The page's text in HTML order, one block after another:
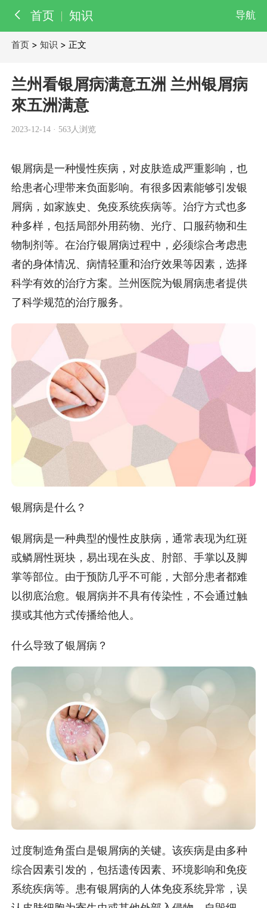
首页 知识 导航
医院
首页 >知识 > 正文
兰州看银屑病满意五洲 兰州银屑病
來五洲满意
2023-12-14 · 563人浏览
银屑病是一种慢性疾病，对皮肤造成严重影响，也
给患者心理带来负面影响。有很多因素能够引发银
屑病，如家族史、免疫系统疾病等。治疗方式也多
种多样，包括局部外用药物、光疗、口服药物和生
物制剂等。在治疗银屑病过程中，必须综合考虑患
者的身体情况、病情轻重和治疗效果等因素，选择
科学有效的治疗方案。兰州医院为银屑病患者提供
了科学规范的治疗服务。
银屑病是什么？
银屑病是一种典型的慢性皮肤病，通常表现为红斑
或鳞屑性斑块，易出现在头皮、肘部、手掌以及脚
掌等部位。由于预防几乎不可能，大部分患者都难
以彻底治愈。银屑病并不具有传染性，不会通过触
摸或其他方式传播给他人。
什么导致了银屑病？
过度制造角蛋白是银屑病的关键。该疾病是由多种
综合因素引发的，包括遗传因素、环境影响和免疫
系统疾病等。患有银屑病的人体免疫系统异常，误